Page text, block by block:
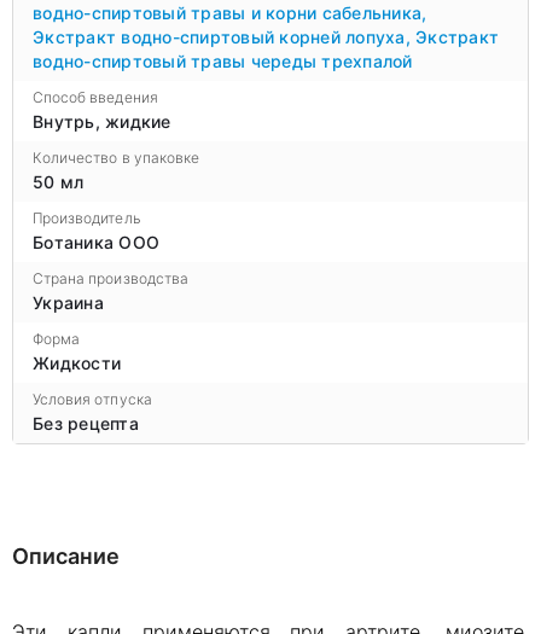
водно-спиртовый травы и корни сабельника,
Экстракт водно-спиртовый корней лопуха, Экстракт
водно-спиртовый травы череды трехпалой
Способ введения
Внутрь, жидкие
Количество в упаковке
50 мл
Производитель
Ботаника ООО
Страна производства
Украина
Форма
Жидкости
Условия отпуска
Без рецепта
Описание